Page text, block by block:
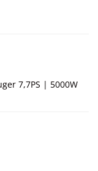
7,7PS | 5000W